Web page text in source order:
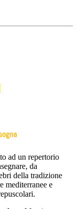
ad un repertorio
da
della tradizione
mediterranee e